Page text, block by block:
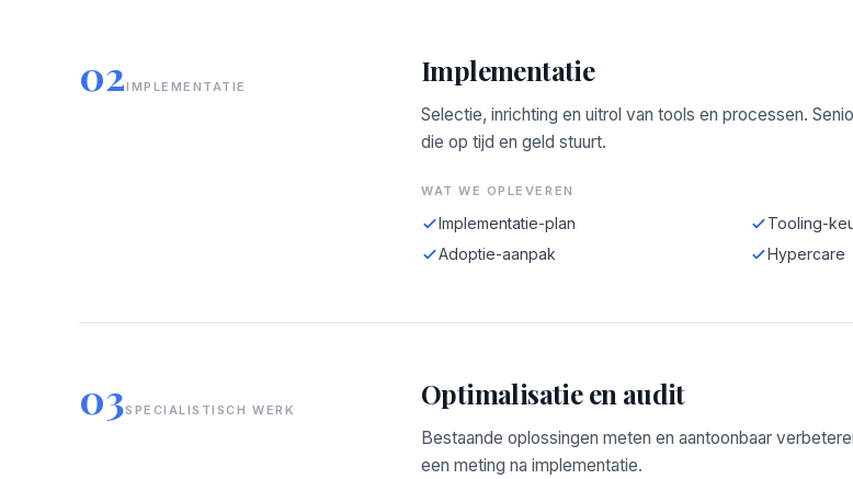
02IMPLEMENTATIE Implementatie
Selectie, inrichting en uitrol van tools en processen.
die op tijd en geld stuurt.
WAT WE OPLEVEREN
Implementatie-plan
Tooling-
Adoptie-aanpak
Hypercare
03SPECIALISTISCH WERK Optimalisatie en audit
Bestaande oplossingen meten en aantoonbaar
een meting na implementatie.